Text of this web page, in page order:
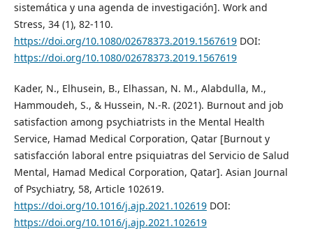
sistemática y una agenda de investigación]. Work and
Stress, 34 (1), 82-110.
https://doi.org/10.1080/02678373.2019.1567619DOI:
https://doi.org/10.1080/02678373.2019.1567619
Kader, N., Elhusein, B., Elhassan, N. M., Alabdulla, M.,
Hammoudeh, S., & Hussein, N.-R. (2021). Burnout and job
satisfaction among psychiatrists in the Mental Health
Service, Hamad Medical Corporation, Qatar [Burnout y
satisfacción laboral entre psiquiatras del Servicio de Salud
Mental, Hamad Medical Corporation, Qatar]. Asian Journal
of Psychiatry, 58, Article 102619.
https://doi.org/10.1016/j.ajp.2021.102619DOI:
https://doi.org/10.1016/j.ajp.2021.102619